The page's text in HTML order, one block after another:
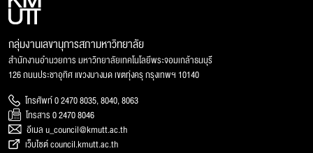
กลุ่มงานเลขานุการสภามหาวิทยาลัย
สำนักงานอำนวยการ มหาวิทยาลัยเทคโนโลยีพระจอมเกล้าธนบุรี
126 ถนนประชาอุทิศ แขวงบางมด เขตทุ่งครุ กรุงเทพฯ 10140
โทรศัพท์ 0 2470 8035, 8040, 8063
โทรสาร 0 2470 8046
อีเมล u_council@kmutt.ac.th
เว็บไซต์ council.kmutt.ac.th